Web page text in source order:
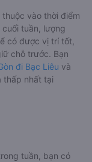
vào thời điểm
tuần, lượng
có được vị trí tốt,
chỗ trước. Bạn
đi Bạc Liêu và
thấp nhất tại
tuần, bạn có